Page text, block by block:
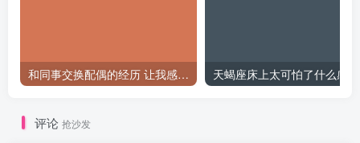
和同事交换配偶的经历 让我感受到了从未有过的快乐
评论 抢沙发